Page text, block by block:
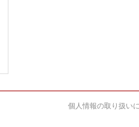
個人情報の取り扱い